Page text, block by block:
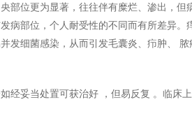
部位更为显著，往往伴有糜烂、渗出，但
病部位，个人耐受性的不同而有所差异
发细菌感染，从而引发毛囊炎、疖肿、
妥当处置可获治好 ，但易反复 。临床上